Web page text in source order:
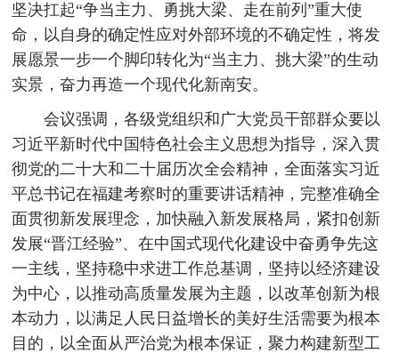
坚决扛起“争当主力、勇挑大梁、走在前列”重大使
命，以自身的确定性应对外部环境的不确定性，将发
展愿景一步一个脚印转化为“当主力、挑大梁”的生动
实景，奋力再造一个现代化新南安。
会议强调，各级党组织和广大党员干部群众要以
习近平新时代中国特色社会主义思想为指导，深入贯
彻党的二十大和二十届历次全会精神，全面落实习近
平总书记在福建考察时的重要讲话精神，完整准确全
面贯彻新发展理念，加快融入新发展格局，紧扣创新
发展“晋江经验”、在中国式现代化建设中奋勇争先这
一主线，坚持稳中求进工作总基调，坚持以经济建设
为中心，以推动高质量发展为主题，以改革创新为根
本动力，以满足人民日益增长的美好生活需要为根本
目的，以全面从严治党为根本保证，聚力构建新型工